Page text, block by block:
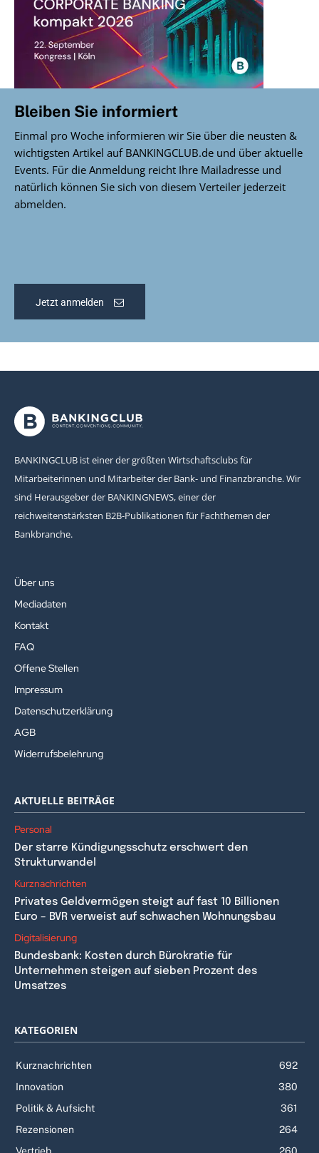
Bleiben Sie informiert
Einmal pro Woche informieren wir Sie über die neusten &
wichtigsten Artikel auf BANKINGCLUB.de und über aktuelle
Events. Für die Anmeldung reicht Ihre Mailadresse und
natürlich können Sie sich von diesem Verteiler jederzeit
abmelden.
Jetzt anmelden
BANKINGCLUB ist einer der größten Wirtschaftsclubs für
Mitarbeiterinnen und Mitarbeiter der Bank- und Finanzbranche. Wir
sind Herausgeber der BANKINGNEWS, einer der
reichweitenstärksten B2B-Publikationen für Fachthemen der
Bankbranche.
Über uns
Mediadaten
Kontakt
FAQ
Offene Stellen
Impressum
Datenschutzerklärung
AGB
Widerrufsbelehrung
AKTUELLE BEITRÄGE
Personal
Der starre Kündigungsschutz erschwert den
Strukturwandel
Kurznachrichten
Privates Geldvermögen steigt auf fast 10 Billionen
Euro – BVR verweist auf schwachen Wohnungsbau
Digitalisierung
Bundesbank: Kosten durch Bürokratie für
Unternehmen steigen auf sieben Prozent des
Umsatzes
KATEGORIEN
Kurznachrichten
692
Innovation
380
Politik & Aufsicht
361
Rezensionen
264